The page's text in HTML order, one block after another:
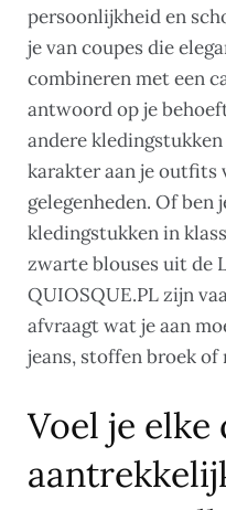
persoonlijkheid en
je van coupes die
combineren met een
antwoord op je
andere
karakter aan je outfits
gelegenheden. Of ben
kledingstukken in
zwarte blouses uit de
QUIOSQUE.PL zijn
afvraagt wat je aan
jeans, stoffen broek of
Voel je elke